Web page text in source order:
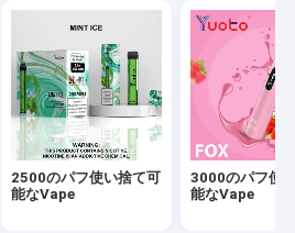
2500のパフ使い捨て可
能なVape
3000のパフ使
能なVape